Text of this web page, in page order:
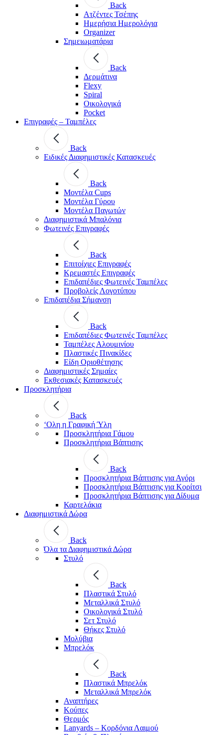
Back
Ατζέντες Τσέπης
Ημερήσια Ημερολόγια
Organizer
Σημειωματάρια
Back
Δερμάτινα
Flexy
Spiral
Οικολογικά
Pocket
Επιγραφές – Ταμπέλες
Back
Ειδικές Διαφημιστικές Κατασκευές
Back
Μοντέλα Cups
Μοντέλα Γύρου
Μοντέλα Παγωτών
Διαφημιστικά Μπαλόνια
Φωτεινές Επιγραφές
Back
Επιτοίχιες Επιγραφές
Κρεμαστές Επιγραφές
Επιδαπέδιες Φωτεινές Ταμπέλες
Προβολείς Λογοτύπου
Επιδαπέδια Σήμανση
Back
Επιδαπέδιες Φωτεινές Ταμπέλες
Ταμπέλες Αλουμινίου
Πλαστικές Πινακίδες
Είδη Οριοθέτησης
Διαφημιστικές Σημαίες
Εκθεσιακές Κατασκευές
Προσκλητήρια
Back
‘Ολη η Γραφική Ύλη
Προσκλητήρια Γάμου
Προσκλητήρια Βάπτισης
Back
Προσκλητήρια Βάπτισης για Αγόρι
Προσκλητήρια Βάπτισης για Κορίτσι
Προσκλητήρια Βάπτισης για Δίδυμα
Καρτελάκια
Διαφημιστικά Δώρα
Back
Όλα τα Διαφημιστικά Δώρα
Στυλό
Back
Πλαστικά Στυλό
Μεταλλικά Στυλό
Οικολογικά Στυλό
Σετ Στυλό
Θήκες Στυλό
Μολύβια
Μπρελόκ
Back
Πλαστικά Μπρελόκ
Μεταλλικά Μπρελόκ
Αναπτήρες
Κούπες
Θερμός
Lanyards – Kορδόνια Λαιμού